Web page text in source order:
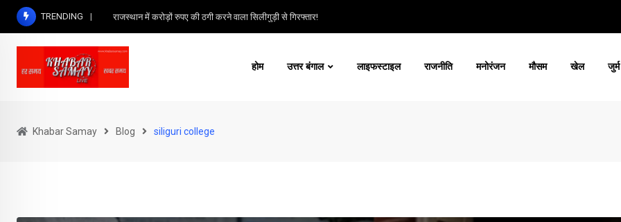
Skip
content
TRENDING राजस्थान में करोड़ों रुपए की ठगी करने वाला सिलीगुड़ी से गिरफ्तार!
होम उत्तर बंगाल लाइफस्टाइल राजनीति मनोरंजन मौसम खेल जुर्म
Khabar Samay Blog siliguri college